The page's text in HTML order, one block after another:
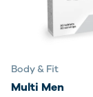
Body & Fit
Multi Men